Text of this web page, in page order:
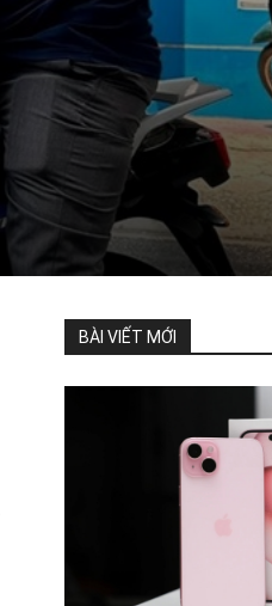
BÀI VIẾT MỚI